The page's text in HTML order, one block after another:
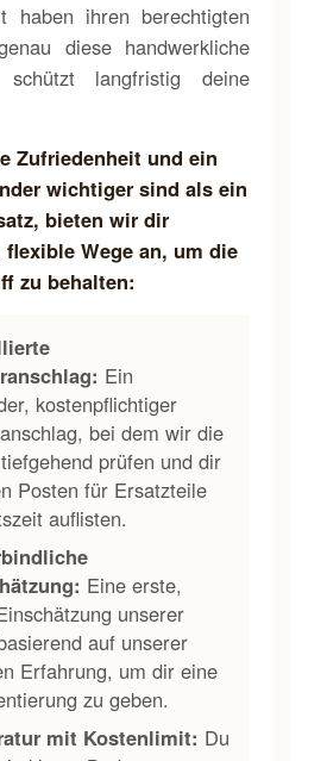
haben ihren berechtigten
diese handwerkliche
schützt langfristig deine
Zufriedenheit und ein
wichtiger sind als ein
bieten wir dir
flexible Wege an, um die
zu behalten:
Ein
kostenpflichtiger
bei dem wir die
prüfen und dir
Posten für Ersatzteile
auflisten.
Eine erste,
unserer
auf unserer
Erfahrung, um dir eine
zu geben.
mit Kostenlimit: Du